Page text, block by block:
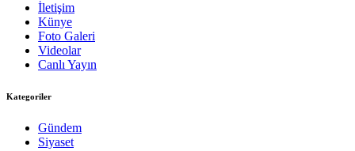
İletişim
Künye
Foto Galeri
Videolar
Canlı Yayın
Kategoriler
Gündem
Siyaset